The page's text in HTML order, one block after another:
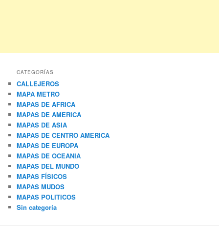
CATEGORÍAS
CALLEJEROS
MAPA METRO
MAPAS DE AFRICA
MAPAS DE AMERICA
MAPAS DE ASIA
MAPAS DE CENTRO AMERICA
MAPAS DE EUROPA
MAPAS DE OCEANIA
MAPAS DEL MUNDO
MAPAS FÍSICOS
MAPAS MUDOS
MAPAS POLITICOS
Sin categoría